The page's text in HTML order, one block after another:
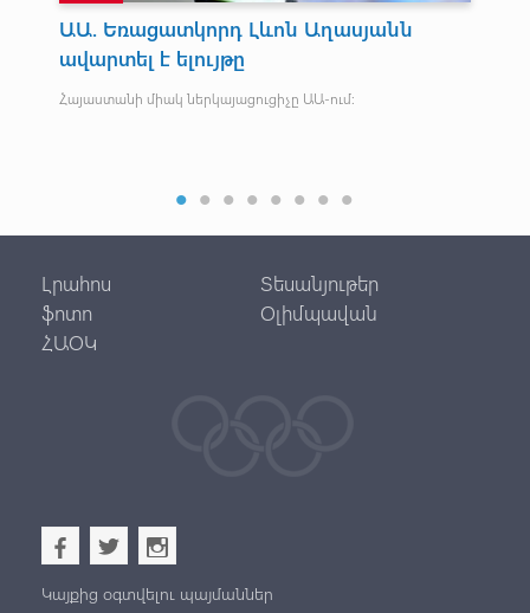
ԱԱ. Եռացատկորդ Լևոն Աղասյանն
ավարտել է ելույթը
Հայաստանի միակ ներկայացուցիչը ԱԱ-ում:
Լրահոս
Տեսանյութեր
ֆոտո
Օլիմպավան
ՀԱՕԿ
b a x
Կայքից օգտվելու պայմաններ